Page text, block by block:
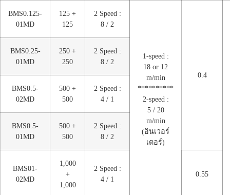
BMS0.125-
01MD
125 +
125
2 Speed :
8 / 2
1-speed :
18 or 12
m/min
**********
2-speed :
5 / 20
m/min
(อินเวอร์
เตอร์)
0.4
BMS0.25-
01MD
250 +
250
2 Speed :
8 / 2
BMS0.5-
02MD
500 +
500
2 Speed :
4 / 1
BMS0.5-
01MD
500 +
500
2 Speed :
8 / 2
BMS01-
02MD
1,000
+
1,000
2 Speed :
4 / 1
0.55